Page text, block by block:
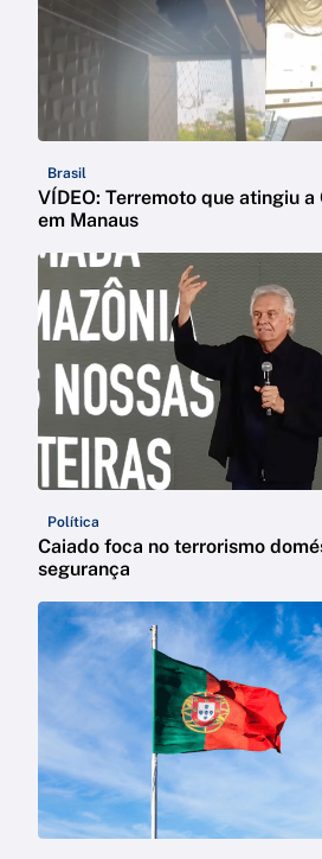
Brasil
VÍDEO: Terremoto que atingiu
em Manaus
Política
Caiado foca no terrorismo
segurança